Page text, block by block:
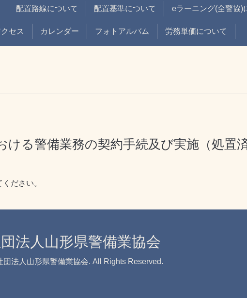
配置路線について 配置基準について eラーニング(全警協)
セス カレンダー フォトアルバム 労務単価について
ける警備業務の契約手続及び実施（処置
ださい。
法人山形県警備業協会
団法人山形県警備業協会. All Rights Reserved.